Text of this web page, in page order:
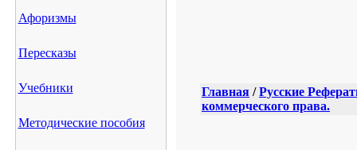
Афоризмы
Пересказы
Учебники
Методические пособия
Главная /Русские
коммерческого права.